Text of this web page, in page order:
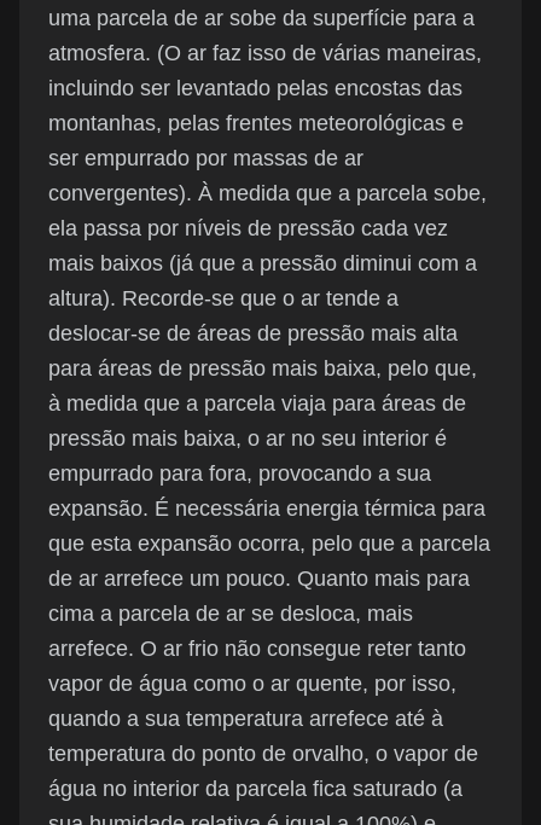
uma parcela de ar sobe da superfície para a
atmosfera. (O ar faz isso de várias maneiras,
incluindo ser levantado pelas encostas das
montanhas, pelas frentes meteorológicas e
ser empurrado por massas de ar
convergentes). À medida que a parcela sobe,
ela passa por níveis de pressão cada vez
mais baixos (já que a pressão diminui com a
altura). Recorde-se que o ar tende a
deslocar-se de áreas de pressão mais alta
para áreas de pressão mais baixa, pelo que,
à medida que a parcela viaja para áreas de
pressão mais baixa, o ar no seu interior é
empurrado para fora, provocando a sua
expansão. É necessária energia térmica para
que esta expansão ocorra, pelo que a parcela
de ar arrefece um pouco. Quanto mais para
cima a parcela de ar se desloca, mais
arrefece. O ar frio não consegue reter tanto
vapor de água como o ar quente, por isso,
quando a sua temperatura arrefece até à
temperatura do ponto de orvalho, o vapor de
água no interior da parcela fica saturado (a